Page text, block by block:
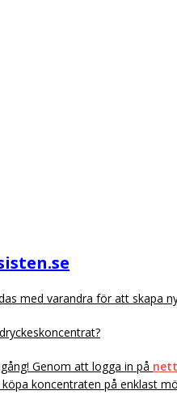
med varandra för att skapa
Genom att logga in på
koncentraten på enklast